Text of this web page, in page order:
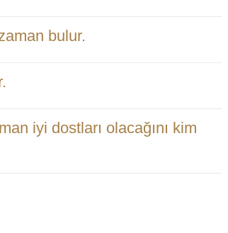
bulur.
iyi dostları olacağını kim